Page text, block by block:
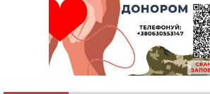
До 1 вересня у Черкасах
розмітку біля навчальних
На честь загиблого захисника і
Черкасах відкрили спортивно-
На Звенигородщині, попри